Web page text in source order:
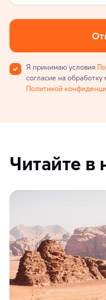
Я принимаю условия
согласие на
Политикой
Читайте в